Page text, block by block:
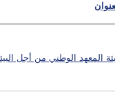
المعهد الوطني من أجل